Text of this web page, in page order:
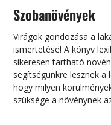
Szobanövények
Virágok gondozása a
ismertetése! A könyv
sikeresen tart­ha­tó
segítségünkre lesznek
hogy milyen
szüksége a növénynek